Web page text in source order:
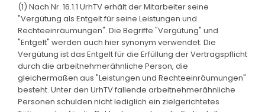
(1) Nach Nr. 16.1.1 UrhTV erhält der Mitarbeiter seine
"Vergütung als Entgelt für seine Leistungen und
Rechteeinräumungen". Die Begriffe "Vergütung" und
"Entgelt" werden auch hier synonym verwendet. Die
Vergütung ist das Entgelt für die Erfüllung der Vertragspflicht
durch die arbeitnehmerähnliche Person, die
gleichermaßen aus "Leistungen und Rechteeinräumungen"
besteht. Unter den UrhTV fallende arbeitnehmerähnliche
Personen schulden nicht lediglich ein zielgerichtetes